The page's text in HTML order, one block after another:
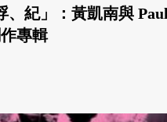
、紀」：黃凱南與 Paul
專輯